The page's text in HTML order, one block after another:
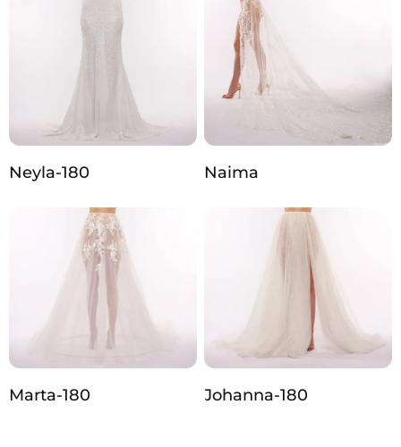
Neyla-180 Naima
Marta-180 Johanna‑180